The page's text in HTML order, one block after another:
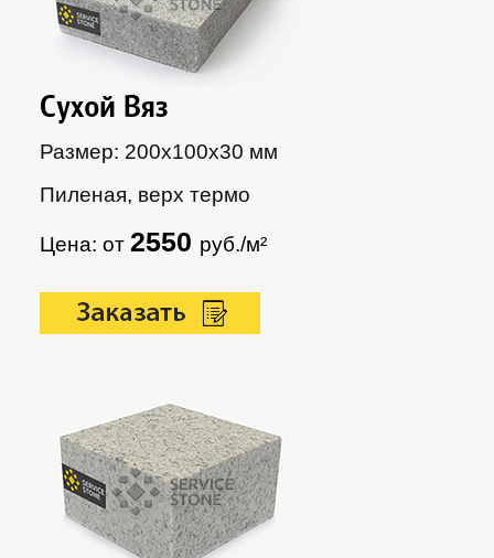
Сухой Вяз
Размер: 200х100х30 мм
Пиленая, верх термо
Цена: от2550 руб./м²